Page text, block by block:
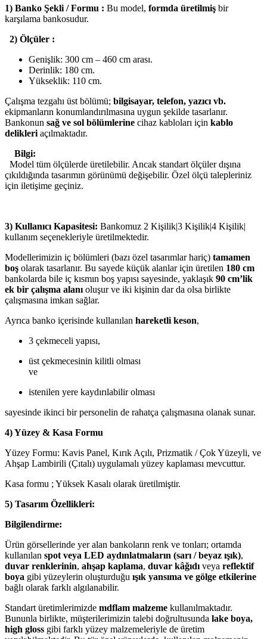
1) Banko Şekli / Formu : Bu model, formda üretilmiş bir
karşılama bankosudur.
2) Ölçüler :
Genişlik: 300 cm – 460 cm arası.
Derinlik: 180 cm.
Yükseklik: 110 cm.
Çalışma tezgahı üst bölümü; bilgisayar, telefon, yazıcı vb.
ekipmanların konumlandırılmasına uygun şekilde tasarlanır.
Bankonun sağ ve sol bölümlerine cihaz kabloları için kablo
delikleri açılmaktadır.
Bilgi:
Model tüm ölçülerde üretilebilir. Ancak standart ölçüler dışına
çıkıldığında tasarımın görünümü değişebilir. Özel ölçü talepleriniz
için iletişime geçiniz.
3) Kullanıcı Kapasitesi: Bankomuz 2 Kişilik|3 Kişilik|4 Kişilik|
kullanım seçenekleriyle üretilmektedir.
Modellerimizin iç bölümleri (bazı özel tasarımlar hariç) tamamen
boş olarak tasarlanır. Bu sayede küçük alanlar için üretilen 180 cm
bankolarda bile iç kısmın boş yapısı sayesinde, yaklaşık 90 cm’lik
ek bir çalışma alanı oluşur ve iki kişinin dar da olsa birlikte
çalışmasına imkan sağlar.
Ayrıca banko içerisinde kullanılan hareketli keson,
3 çekmeceli yapısı,
üst çekmecesinin kilitli olması
ve
istenilen yere kaydırılabilir olması
sayesinde ikinci bir personelin de rahatça çalışmasına olanak sunar.
4) Yüzey & Kasa Formu
Yüzey Formu: Kavis Panel, Kırık Açılı, Prizmatik / Çok Yüzeyli, ve
Ahşap Lambirili (Çıtalı) uygulamalı yüzey kaplaması mevcuttur.
Kasa formu ; Yüksek Kasalı olarak üretilmiştir.
5) Tasarım Özellikleri:
Bilgilendirme:
Ürün görsellerinde yer alan bankoların renk ve tonları; ortamda
kullanılan spot veya LED aydınlatmaların (sarı / beyaz ışık),
duvar renklerinin, ahşap kaplama, duvar kâğıdı veya reflektif
boya gibi yüzeylerin oluşturduğu ışık yansıma ve gölge etkilerine
bağlı olarak farklı algılanabilir.
Standart üretimlerimizde mdflam malzeme kullanılmaktadır.
Bununla birlikte, müşterilerimizin talebi doğrultusunda lake boya,
high gloss gibi farklı yüzey malzemeleriyle de üretim